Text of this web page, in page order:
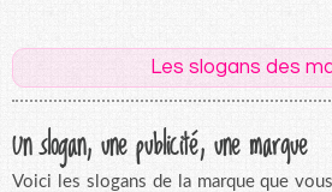
Les slogans des
Un slogan, une publicité, une marque
Voici les slogans de la marque que